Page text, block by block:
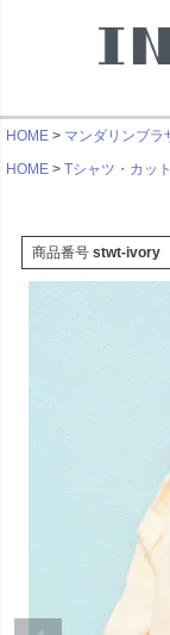
HOME マンダリンブラ
HOME
Tシャツ・カッ
ビーチ
スー
ルプ
プ
商品番号 stwt-ivory